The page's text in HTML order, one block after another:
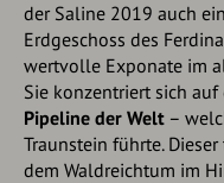
der Saline 2019 auch
Erdgeschoss des
wertvolle Exponate im
Sie konzentriert sich
Pipeline der Welt –
Traunstein führte.
dem Waldreichtum im